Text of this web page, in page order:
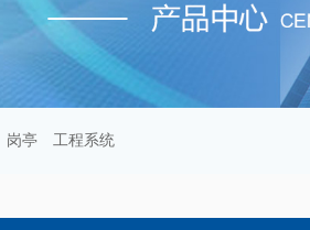
岗亭 工程系统